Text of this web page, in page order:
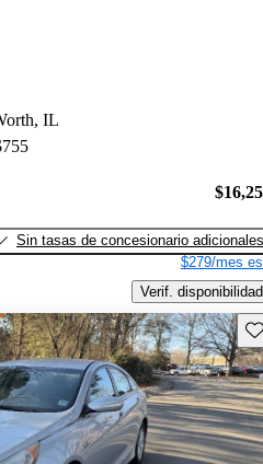
IL
Sin tasas de concesionario adicionales
$279/mes
Verif. disponibilidad